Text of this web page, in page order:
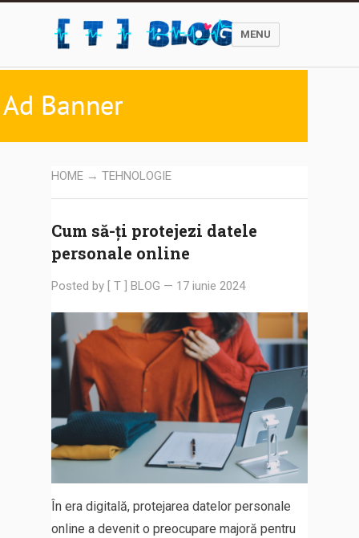
MENU
HOME → TEHNOLOGIE
Cum să-ți protejezi datele
personale online
Posted by [ T ] BLOG — 17 iunie 2024
În era digitală, protejarea datelor personale
online a devenit o preocupare majoră pentru